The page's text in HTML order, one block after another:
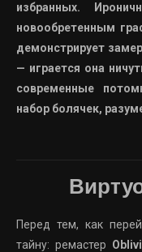
избранных.
новообретенным
демонстрирует
— играется она
современные
набор болячек,
Перед тем, как
тайну: ремастер